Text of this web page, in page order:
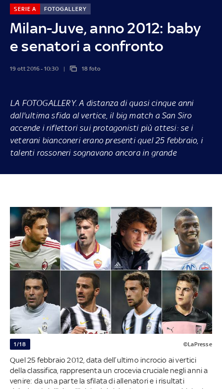
Milan-Juve, anno 2012: baby
e senatori a confronto
SERIE A FOTOGALLERY
19 ott 2016 - 10:30 18 foto
LA FOTOGALLERY. A distanza di quasi cinque anni
dall'ultima sfida al vertice, il big match a San Siro
accende i riflettori sui protagonisti più attesi: se i
veterani bianconeri erano presenti quel 25 febbraio, i
talenti rossoneri sognavano ancora in grande
1/18 ©LaPresse
Quel 25 febbraio 2012, data dell’ultimo incrocio ai vertici
della classifica, rappresenta un crocevia cruciale negli anni a
venire: da una parte la sfilata di allenatori e i risultati